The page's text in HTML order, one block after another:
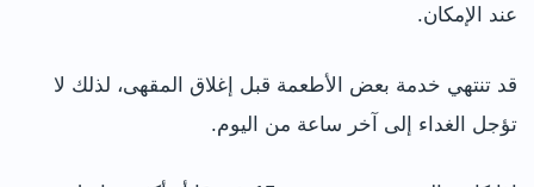
عند الإمكان.
قد تنتهي خدمة بعض الأطعمة قبل إغلاق المقهى، لذلك لا
تؤجل الغداء إلى آخر ساعة من اليوم.